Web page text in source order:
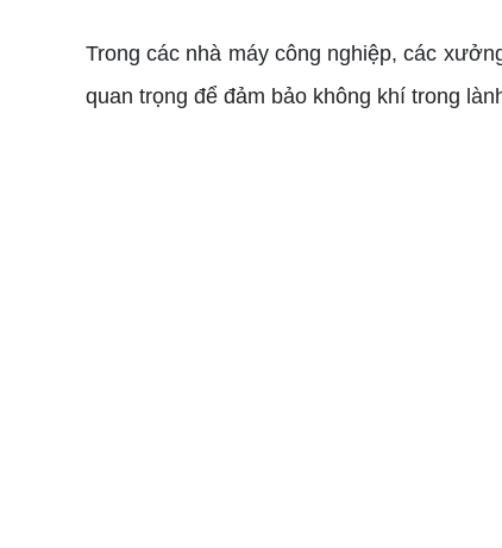
Trong các nhà máy công nghiệp, các
quan trọng để đảm bảo không khí trong